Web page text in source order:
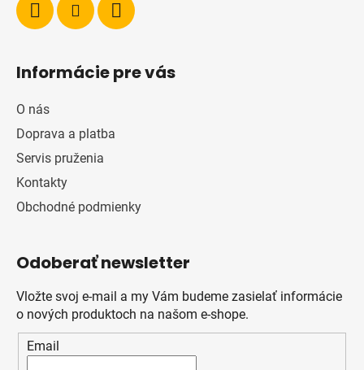
Informácie pre vás
O nás
Doprava a platba
Servis pruženia
Kontakty
Obchodné podmienky
Odoberať newsletter
Vložte svoj e-mail a my Vám budeme zasielať informácie
o nových produktoch na našom e-shope.
Email